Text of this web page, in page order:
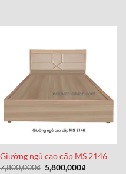
Giường ngủ cao cấp MS 2146
7,800,000₫ Giá
5,800,000₫Giá